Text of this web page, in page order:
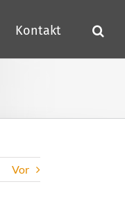
Kontakt
Vor